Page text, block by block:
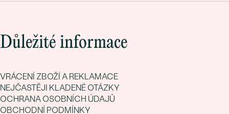
Důležité informace
VRÁCENÍ ZBOŽÍ A REKLAMACE
NEJČASTĚJI KLADENÉ OTÁZKY
OCHRANA OSOBNÍCH ÚDAJŮ
OBCHODNÍ PODMÍNKY